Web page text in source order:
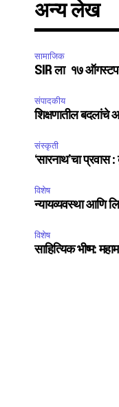
अन्य लेख
सामाजिक
SIR ला १७
संपादकीय
शिक्षणातील बदलांचे
संस्कृती
‘सारनाथ’चा प्रवास
विशेष
न्यायव्यवस्था आणि
विशेष
साहित्यिक भीष्म: